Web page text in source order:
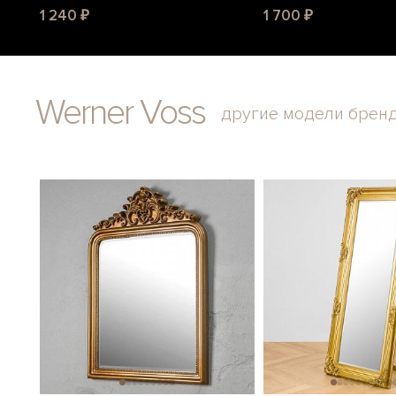
1 240 ₽ 1 700 ₽
Werner Voss другие модели